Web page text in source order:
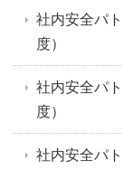
社内安全パ
度）
社内安全パ
度）
社内安全パ